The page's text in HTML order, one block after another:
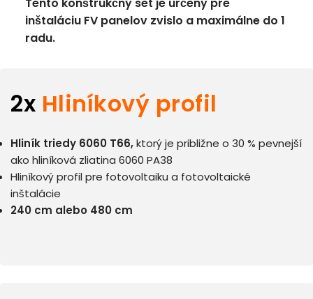
inštaláciu FV panelov zvislo a maximálne do 1
radu.
2x Hliníkový profil
Hliník triedy 6060 T66,ktorý je približne o 30 % pevnejší
ako hliníková zliatina 6060 PA38
Hliníkový profil pre fotovoltaiku a fotovoltaické
inštalácie
240 cm alebo 480 cm